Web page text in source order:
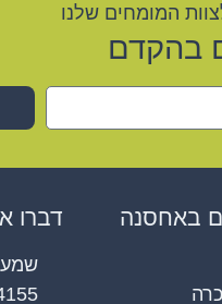
המומחים שלנו
בהקדם
באחסנה דברו